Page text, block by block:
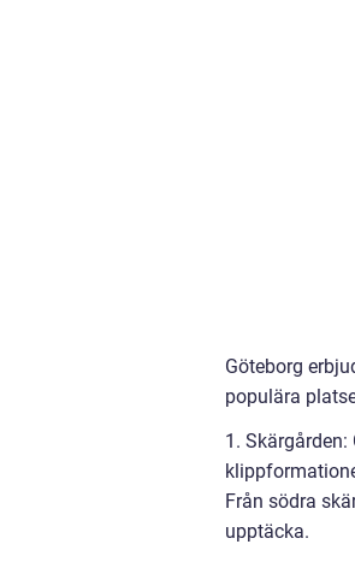
Göteborg
populära
1.
Från södra
upptäcka.